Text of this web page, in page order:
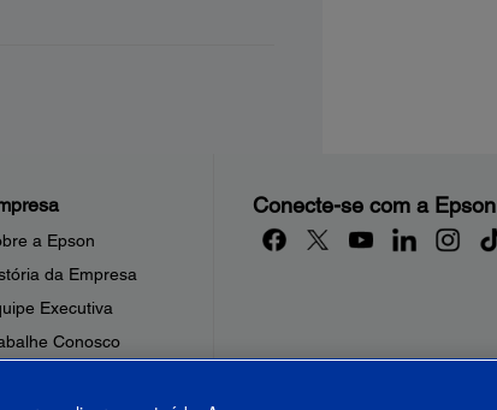
a Epson
da Empresa
Executiva
Conosco
Conecte-se com a Epson